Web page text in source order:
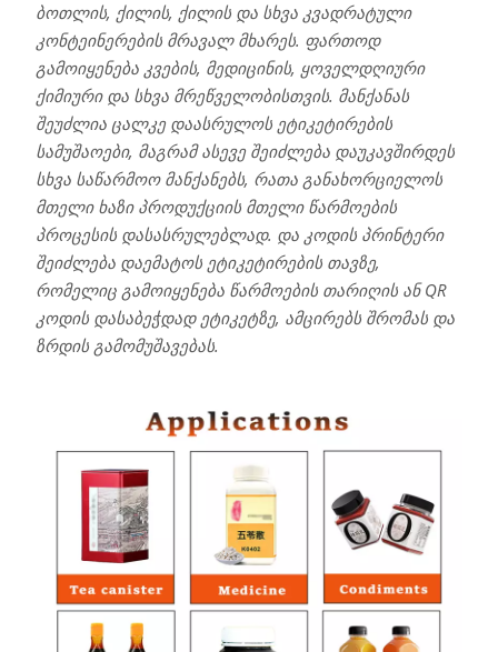
ბოთლის, ქილის, ქილის და სხვა კვადრატული
კონტეინერების მრავალ მხარეს. ფართოდ
გამოიყენება კვების, მედიცინის, ყოველდღიური
ქიმიური და სხვა მრეწველობისთვის. მანქანას
შეუძლია ცალკე დაასრულოს ეტიკეტირების
სამუშაოები, მაგრამ ასევე შეიძლება დაუკავშირდეს
სხვა საწარმოო მანქანებს, რათა განახორციელოს
მთელი ხაზი პროდუქციის მთელი წარმოების
პროცესის დასასრულებლად. და კოდის პრინტერი
შეიძლება დაემატოს ეტიკეტირების თავზე,
რომელიც გამოიყენება წარმოების თარიღის ან QR
კოდის დასაბეჭდად ეტიკეტზე, ამცირებს შრომას და
ზრდის გამომუშავებას.